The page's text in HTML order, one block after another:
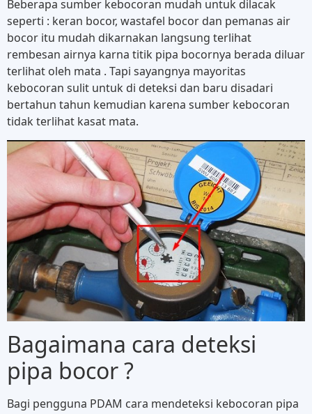
Beberapa sumber kebocoran mudah untuk dilacak
seperti : keran bocor, wastafel bocor dan pemanas air
bocor itu mudah dikarnakan langsung terlihat
rembesan airnya karna titik pipa bocornya berada diluar
terlihat oleh mata . Tapi sayangnya mayoritas
kebocoran sulit untuk di deteksi dan baru disadari
bertahun tahun kemudian karena sumber kebocoran
tidak terlihat kasat mata.
Bagaimana cara deteksi
pipa bocor ?
Bagi pengguna PDAM cara mendeteksi kebocoran pipa